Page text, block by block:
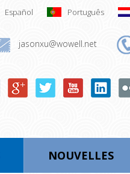
Español Português
jasonxu@wowell.net
NOUVELLES